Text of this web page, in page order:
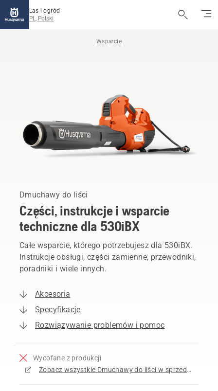
Las i ogród
PL, Polski
Wsparcie
Dmuchawy do liści
Części, instrukcje i wsparcie
techniczne dla 530iBX
Całe wsparcie, którego potrzebujesz dla 530iBX.
Instrukcje obsługi, części zamienne, przewodniki,
poradniki i wiele innych.
Akcesoria
Specyfikacje
Rozwiązywanie problemów i pomoc
Wycofane z produkcji
Zobacz wszystkie Dmuchawy do liści w sprzedaży